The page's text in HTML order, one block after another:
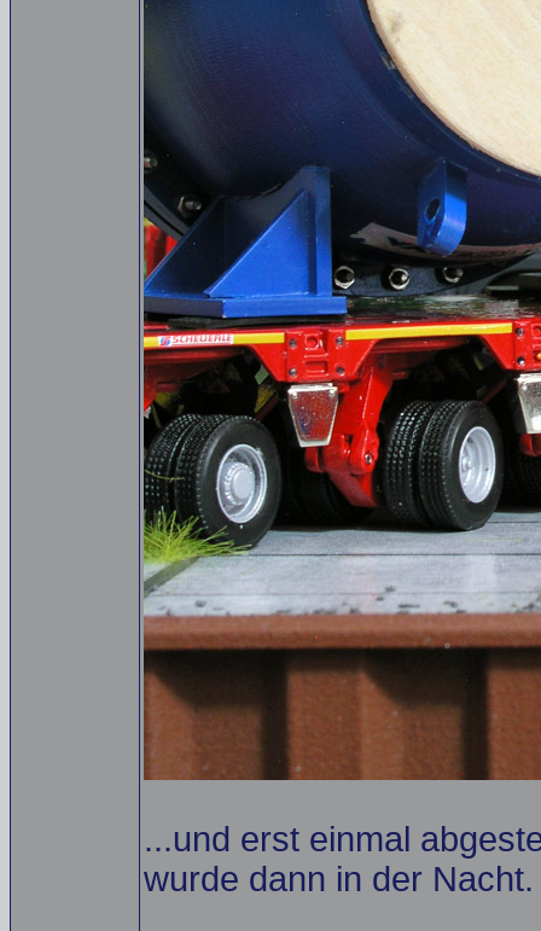
...und erst einmal
wurde dann in der Nacht.